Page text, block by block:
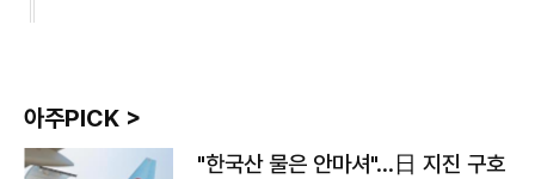
아주PICK >
"한국산 물은 안마셔"…日 지진 구호